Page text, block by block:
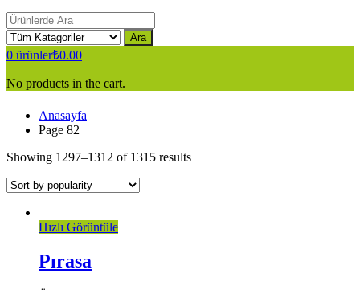
Ara
0 ürünler₺0.00
No products in the cart.
Anasayfa
Page 82
Showing 1297–1312 of 1315 results
Hızlı Görüntüle
Pırasa